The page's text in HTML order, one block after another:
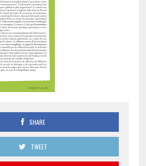
SHARE
TWEET